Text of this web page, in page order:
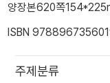
양장본620쪽
ISBN
주제분류